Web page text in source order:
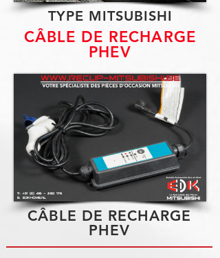
TYPE MITSUBISHI
CÂBLE DE RECHARGE
PHEV
CÂBLE DE RECHARGE
PHEV